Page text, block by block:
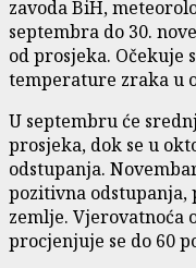
zavoda BiH,
septembra do 30.
od prosjeka. Očekuje
temperature zraka u
U septembru će
prosjeka, dok se u
odstupanja.
pozitivna odstupanja,
zemlje. Vjerovatnoća
procjenjuje se do 60